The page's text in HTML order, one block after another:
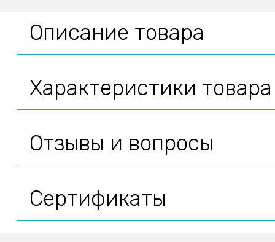
Описание товара
Характеристики товара
Отзывы и вопросы
Сертификаты